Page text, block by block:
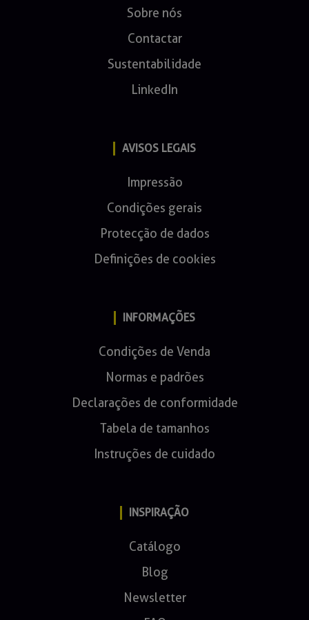
Sobre nós
Contactar
Sustentabilidade
LinkedIn
AVISOS LEGAIS
Impressão
Condições gerais
Protecção de dados
Definições de cookies
INFORMAÇÕES
Condições de Venda
Normas e padrões
Declarações de conformidade
Tabela de tamanhos
Instruções de cuidado
INSPIRAÇÃO
Catálogo
Blog
Newsletter